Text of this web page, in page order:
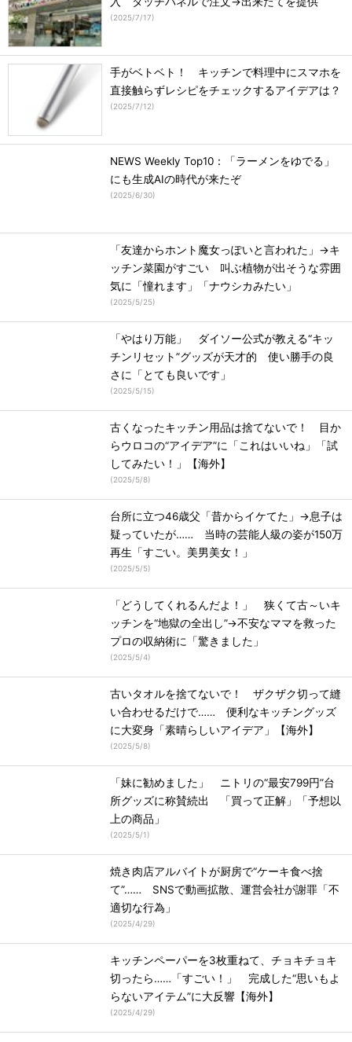
(2025/7/17)
手がベトベト！ キッチンで料理中にスマホを
直接触らずレシピをチェックするアイデアは？
(2025/7/12)
NEWS Weekly Top10：「ラーメンをゆでる」
にも生成AIの時代が来たぞ
(2025/6/30)
「友達からホント魔女っぽいと言われた」→キ
ッチン菜園がすごい 叫ぶ植物が出そうな雰囲
気に「憧れます」「ナウシカみたい」
(2025/5/25)
「やはり万能」 ダイソー公式が教える“キッ
チンリセット”グッズが天才的 使い勝手の良
さに「とても良いです」
(2025/5/15)
古くなったキッチン用品は捨てないで！ 目か
らウロコの“アイデア”に「これはいいね」「試
してみたい！」【海外】
(2025/5/8)
台所に立つ46歳父「昔からイケてた」→息子は
疑っていたが…… 当時の芸能人級の姿が150万
再生「すごい。美男美女！」
(2025/5/5)
「どうしてくれるんだよ！」 狭くて古～いキ
ッチンを“地獄の全出し”→不安なママを救った
プロの収納術に「驚きました」
(2025/5/4)
古いタオルを捨てないで！ ザクザク切って縫
い合わせるだけで…… 便利なキッチングッズ
に大変身「素晴らしいアイデア」【海外】
(2025/5/8)
「妹に勧めました」 ニトリの“最安799円”台
所グッズに称賛続出 「買って正解」「予想以
上の商品」
(2025/5/1)
焼き肉店アルバイトが厨房で“ケーキ食べ捨
て”…… SNSで動画拡散、運営会社が謝罪「不
適切な行為」
(2025/4/29)
キッチンペーパーを3枚重ねて、チョキチョキ
切ったら……「すごい！」 完成した“思いもよ
らないアイテム”に大反響【海外】
(2025/4/29)